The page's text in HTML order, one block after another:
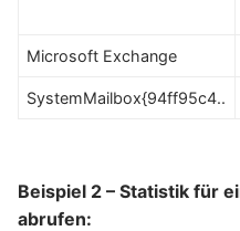
Microsoft Exchange
SystemMailbox{94ff95c4..
Beispiel 2 – Statistik für
abrufen: